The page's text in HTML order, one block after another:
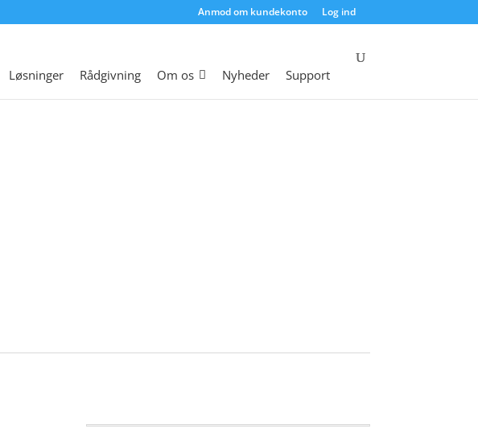
Anmod om kundekonto Log ind
Løsninger Rådgivning Om os Nyheder Support